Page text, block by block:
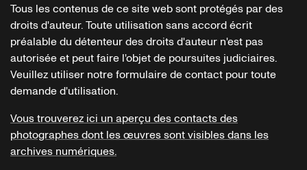
Tous les contenus de ce site web sont protégés par des
droits d'auteur. Toute utilisation sans accord écrit
préalable du détenteur des droits d'auteur n'est pas
autorisée et peut faire l'objet de poursuites judiciaires.
Veuillez utiliser notre formulaire de contact pour toute
demande d'utilisation.
Vous trouverez ici un aperçu des contacts des
photographes dont les œuvres sont visibles dans les
archives numériques.